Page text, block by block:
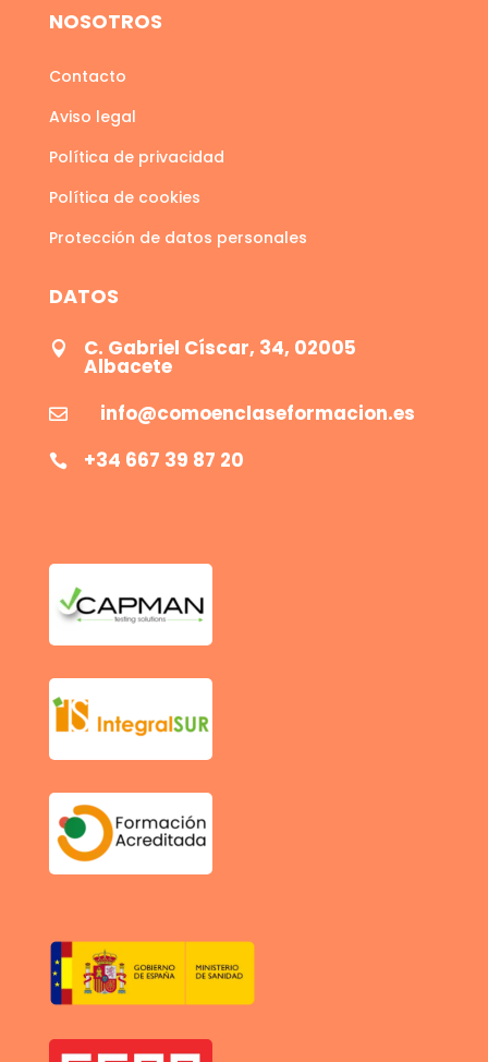
NOSOTROS
Contacto
Aviso legal
Política de privacidad
Política de cookies
Protección de datos personales
DATOS
 C. Gabriel Císcar, 34, 02005
Albacete
 info@comoenclaseformacion.es
 +34 667 39 87 20